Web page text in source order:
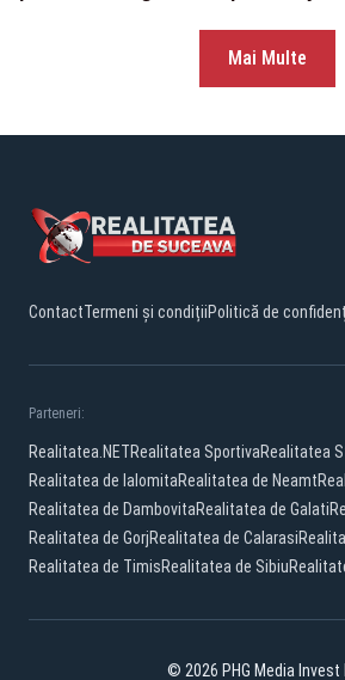
Mai Multe
ContactTermeni și condițiiPolitică de
Parteneri:
Realitatea.NETRealitatea SportivaRealitatea
Realitatea de IalomitaRealitatea de Neamt
Realitatea de DambovitaRealitatea de Galati
Realitatea de GorjRealitatea de Calarasi
Realitatea de TimisRealitatea de Sibiu
© 2026 PHG Media Invest